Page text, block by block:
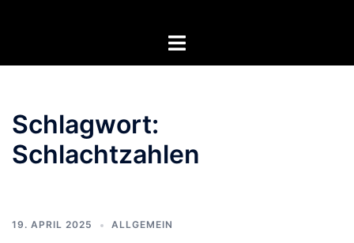
Menü
Schlagwort:
Schlachtzahlen
19. APRIL 2025 ALLGEMEIN